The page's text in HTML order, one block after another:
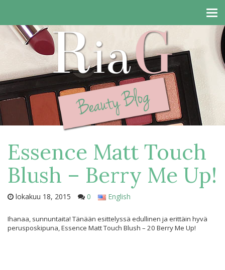
Essence Matt Touch
Blush – Berry Me Up!
lokakuu 18, 2015 0 English
Ihanaa, sunnuntaita! Tänään esittelyssä edullinen ja erittäin hyvä
perusposkipuna, Essence Matt Touch Blush – 20 Berry Me Up!